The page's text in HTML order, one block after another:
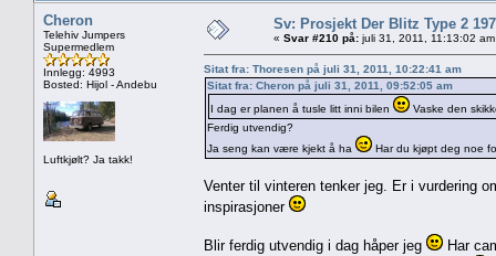
Cheron
Telehiv Jumpers
Supermedlem
Innlegg: 4993
Bosted: Hijol - Andebu
Luftkjølt? Ja takk!
Sv: Prosjekt Der Blitz Type 2
« Svar #210 på: juli 31, 2011, 11:13:02
Sitat fra: Thoresen på juli 31, 2011, 10:22:41 am
Sitat fra: Cheron på juli 31, 2011, 09:52:05 am
I dag er planen å tusle litt inni bilen
Vaske den
Ferdig utvendig?
Ja seng kan være kjekt å ha
Har du kjøpt deg noe
Venter til vinteren tenker jeg. Er i vurdering
inspirasjoner
Blir ferdig utvendig i dag håper jeg
Har